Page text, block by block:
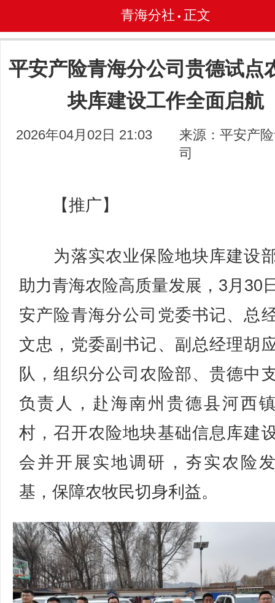
青海分社 • 正文
平安产险青海分公司贵德试点
块库建设工作全面启航
2026年04月02日 21:03
来源：平安产
司
【推广】
为落实农业保险地块库建设
助力青海农险高质量发展，3月30
安产险青海分公司党委书记、总
文忠，党委副书记、副总经理胡
队，组织分公司农险部、贵德中
负责人，赴海南州贵德县河西
村，召开农险地块基础信息库建
会并开展实地调研，夯实农险
基，保障农牧民切身利益。